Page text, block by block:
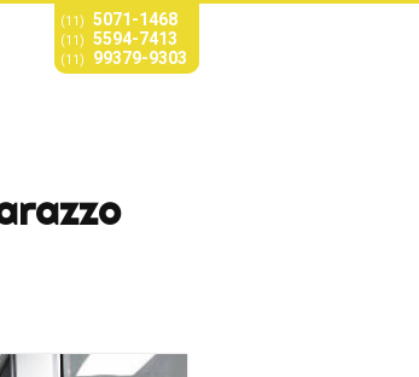
(11) 5071-1468
(11) 5594-7413
(11) 99379-9303